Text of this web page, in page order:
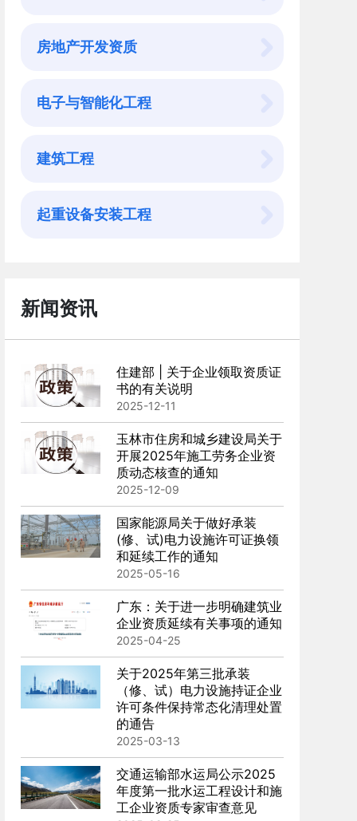
房地产开发资质
电子与智能化工程
建筑工程
起重设备安装工程
新闻资讯
住建部 | 关于企业领取资质证
书的有关说明
2025-12-11
玉林市住房和城乡建设局关于
开展2025年施工劳务企业资
质动态核查的通知
2025-12-09
国家能源局关于做好承装
(修、试)电力设施许可证换领
和延续工作的通知
2025-05-16
广东：关于进一步明确建筑业
企业资质延续有关事项的通知
2025-04-25
关于2025年第三批承装
（修、试）电力设施持证企业
许可条件保持常态化清理处置
的通告
2025-03-13
交通运输部水运局公示2025
年度第一批水运工程设计和施
工企业资质专家审查意见